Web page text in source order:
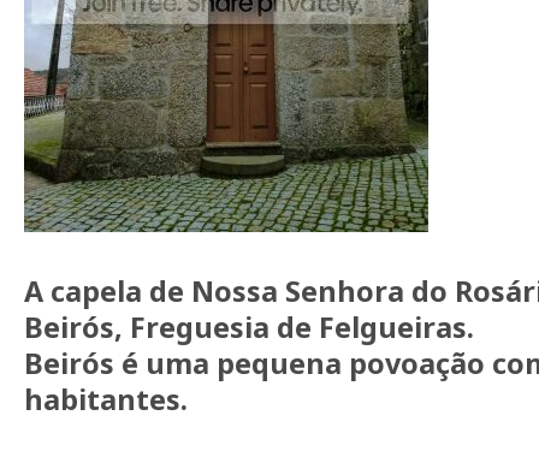
A capela de Nossa Senhora do
Beirós, Freguesia de Felgueiras.
Beirós é uma pequena povoação
habitantes.